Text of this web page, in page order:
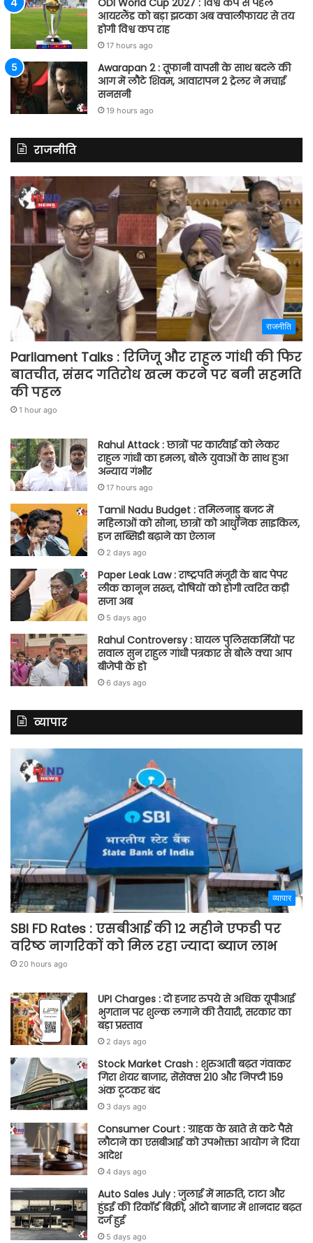
आयरलैंड को बड़ा झटका अब क्वालीफायर से तय
होगी विश्व कप राह
17 hours ago
Awarapan 2 : तूफानी वापसी के साथ बदले की
आग में लौटे शिवम, आवारापन 2 ट्रेलर ने मचाई
सनसनी
19 hours ago
राजनीति
राजनीति
Parliament Talks : रिजिजू और राहुल गांधी की फिर
बातचीत, संसद गतिरोध खत्म करने पर बनी सहमति
की पहल
1 hour ago
Rahul Attack : छात्रों पर कार्रवाई को लेकर
राहुल गांधी का हमला, बोले युवाओं के साथ हुआ
अन्याय गंभीर
17 hours ago
Tamil Nadu Budget : तमिलनाडु बजट में
महिलाओं को सोना, छात्रों को आधुनिक साइकिल,
हज सब्सिडी बढ़ाने का ऐलान
2 days ago
Paper Leak Law : राष्ट्रपति मंजूरी के बाद पेपर
लीक कानून सख्त, दोषियों को होगी त्वरित कड़ी
सजा अब
5 days ago
Rahul Controversy : घायल पुलिसकर्मियों पर
सवाल सुन राहुल गांधी पत्रकार से बोले क्या आप
बीजेपी के हो
6 days ago
व्यापार
व्यापार
SBI FD Rates : एसबीआई की 12 महीने एफडी पर
वरिष्ठ नागरिकों को मिल रहा ज्यादा ब्याज लाभ
20 hours ago
UPI Charges : दो हजार रुपये से अधिक यूपीआई
भुगतान पर शुल्क लगाने की तैयारी, सरकार का
बड़ा प्रस्ताव
2 days ago
Stock Market Crash : शुरुआती बढ़त गंवाकर
गिरा शेयर बाजार, सेंसेक्स 210 और निफ्टी 159
अंक टूटकर बंद
3 days ago
Consumer Court : ग्राहक के खाते से कटे पैसे
लौटाने का एसबीआई को उपभोक्ता आयोग ने दिया
आदेश
4 days ago
Auto Sales July : जुलाई में मारुति, टाटा और
हुंडई की रिकॉर्ड बिक्री, ऑटो बाजार में शानदार बढ़त
दर्ज हुई
5 days ago